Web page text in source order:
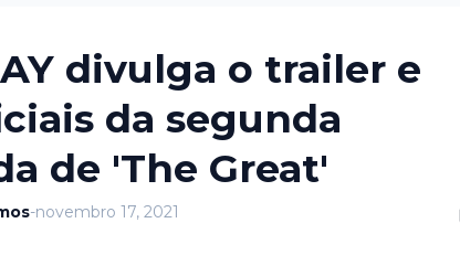
divulga o trailer e
da segunda
de 'The Great'
-novembro 17, 2021